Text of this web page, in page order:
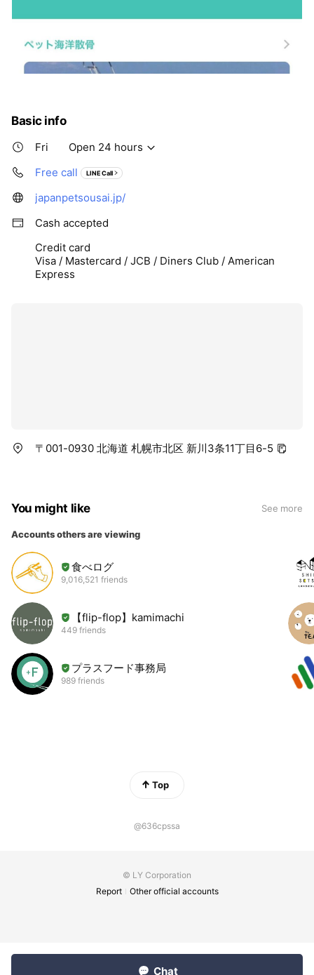
Basic info
Fri
Open 24 hours
Free call
LINE Call
japanpetsousai.jp/
Cash accepted
Credit card
Visa / Mastercard / JCB / Diners Club / American
Express
〒001-0930 北海道 札幌市北区 新川3条11丁目6-5
You might like See more
Accounts others are viewing
食べログ
9,016,521 friends
【flip-flop】kamimachi
449 friends
プラスフード事務局
989 friends
Top
@636cpssa
© LY Corporation
Report
Other official accounts
Chat